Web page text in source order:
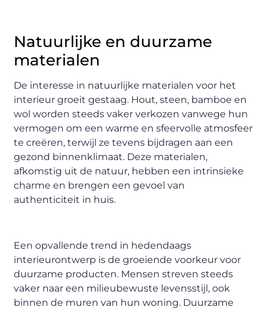
Natuurlijke en duurzame
materialen
De interesse in natuurlijke materialen voor het
interieur groeit gestaag. Hout, steen, bamboe en
wol worden steeds vaker verkozen vanwege hun
vermogen om een warme en sfeervolle atmosfeer
te creëren, terwijl ze tevens bijdragen aan een
gezond binnenklimaat. Deze materialen,
afkomstig uit de natuur, hebben een intrinsieke
charme en brengen een gevoel van
authenticiteit in huis.
Een opvallende trend in hedendaags
interieurontwerp is de groeiende voorkeur voor
duurzame producten. Mensen streven steeds
vaker naar een milieubewuste levensstijl, ook
binnen de muren van hun woning. Duurzame